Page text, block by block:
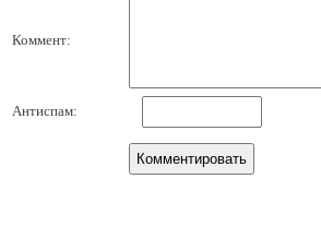
Коммент:
Антиспам: